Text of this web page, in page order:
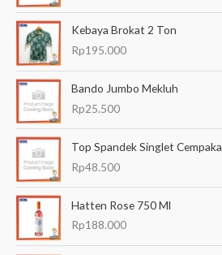
Kebaya Brokat 2 Ton
Rp195.000
Bando Jumbo Mekluh
Rp25.500
Top Spandek Singlet Cempaka
Rp48.500
Hatten Rose 750 Ml
Rp188.000